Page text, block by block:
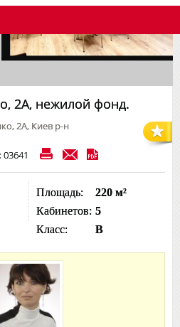
2А, нежилой фонд.
2А, Киев р-н
03641
Площадь:
220 м²
Кабинетов: 5
Класс:
B